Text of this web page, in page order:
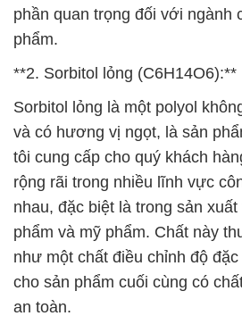
phần quan trọng đối với ngành
phẩm.
**2. Sorbitol lỏng (C6H14O6):**
Sorbitol lỏng là một polyol
và có hương vị ngọt, là sản
tôi cung cấp cho quý khách
rộng rãi trong nhiều lĩnh vực
nhau, đặc biệt là trong sản
phẩm và mỹ phẩm. Chất này
như một chất điều chỉnh độ
cho sản phẩm cuối cùng có
an toàn.